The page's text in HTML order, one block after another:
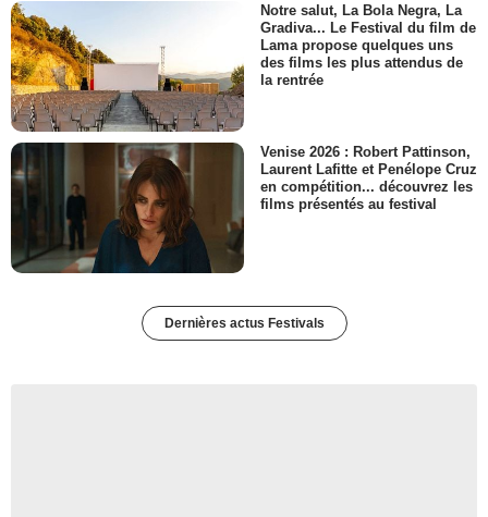
Notre salut, La Bola Negra, La
Gradiva... Le Festival du film de
Lama propose quelques uns
des films les plus attendus de
la rentrée
Venise 2026 : Robert Pattinson,
Laurent Lafitte et Penélope Cruz
en compétition... découvrez les
films présentés au festival
Dernières actus Festivals